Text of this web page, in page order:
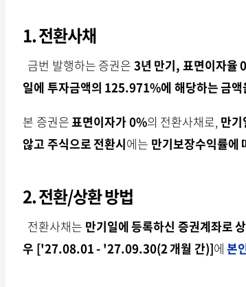
1. 전환사채
금번 발행하는 증권은 3년 만기, 표면이자율
일에 투자금액의 125.971%에 해당하는 금
본 증권은표면이자가 0%의 전환사채로, 만
않고 주식으로 전환시에는 만기보장수익률에
2. 전환/상환 방법
전환사채는 만기일에 등록하신 증권계좌로
우 ['27.08.01 - '27.09.30(2 개월 간)]에 본